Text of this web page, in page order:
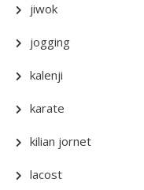
jiwok
jogging
kalenji
karate
kilian jornet
lacost